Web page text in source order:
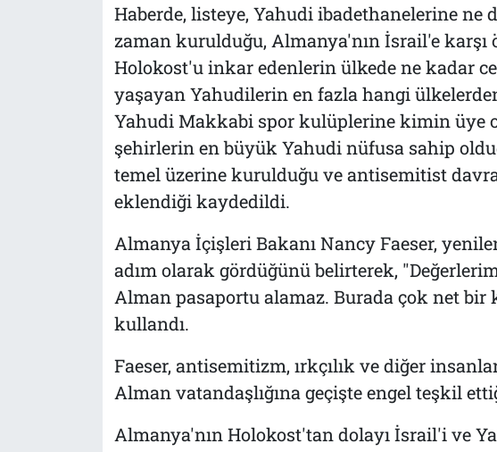
Haberde, listeye, Yahudi ibadethanelerine
zaman kurulduğu, Almanya'nın İsrail'e karşı
Holokost'u inkar edenlerin ülkede ne kadar
yaşayan Yahudilerin en fazla hangi
Yahudi Makkabi spor kulüplerine kimin üye
şehirlerin en büyük Yahudi nüfusa sahip
temel üzerine kurulduğu ve antisemitist
eklendiği kaydedildi.
Almanya İçişleri Bakanı Nancy Faeser,
adım olarak gördüğünü belirterek,
Alman pasaportu alamaz. Burada çok net bir
kullandı.
Faeser, antisemitizm, ırkçılık ve diğer
Alman vatandaşlığına geçişte engel teşkil
Almanya'nın Holokost'tan dolayı İsrail'i ve